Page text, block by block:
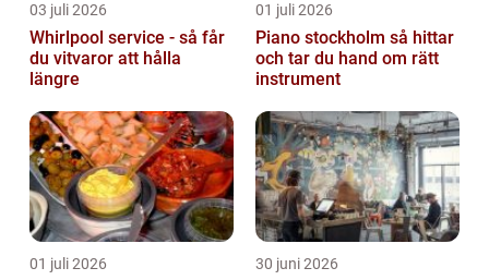
03 juli 2026
Whirlpool service - så får
du vitvaror att hålla
längre
01 juli 2026
Piano stockholm så hittar
och tar du hand om rätt
instrument
01 juli 2026 30 juni 2026